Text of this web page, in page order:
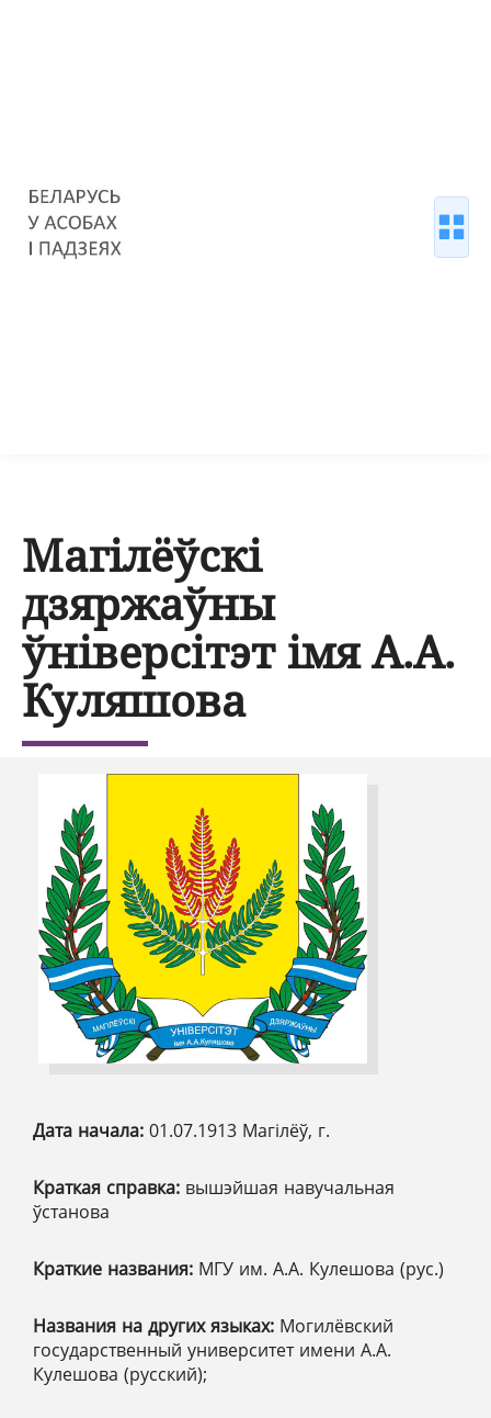
Магілёўскі
дзяржаўны
ўніверсітэт імя А.А.
Куляшова
Дата начала: 01.07.1913 Магілёў, г.
Краткая справка: вышэйшая навучальная
ўстанова
Краткие названия: МГУ им. А.А. Кулешова (рус.)
Названия на других языках: Могилёвский
государственный университет имени А.А.
Кулешова (русский);